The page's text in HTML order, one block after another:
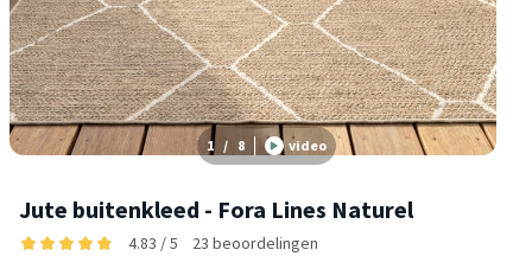
1 / 8 video
Jute buitenkleed - Fora Lines Naturel
4.83 / 5 23 beoordelingen